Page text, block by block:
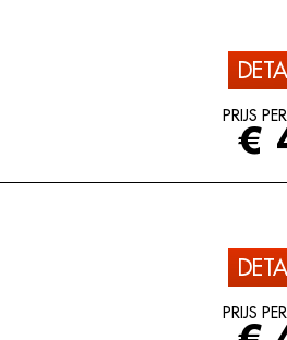
PRIJS
€
PRIJS